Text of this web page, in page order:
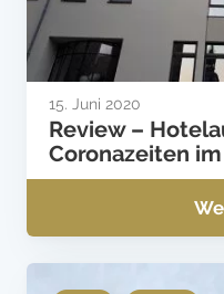
15. Juni 2020
Review –
Coronazeiten